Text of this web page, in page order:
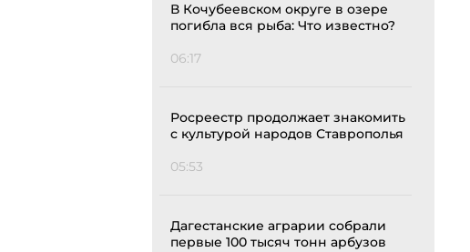
В Кочубеевском округе в озере
погибла вся рыба: Что известно?
06:17
Росреестр продолжает знакомить
с культурой народов Ставрополья
05:53
Дагестанские аграрии собрали
первые 100 тысяч тонн арбузов